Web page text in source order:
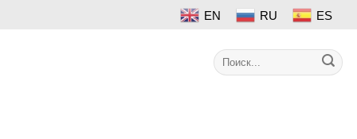
EN RU ES
Search
for: